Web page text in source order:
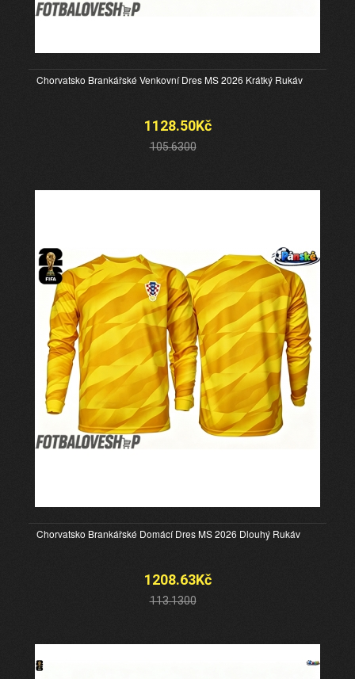
Chorvatsko Brankářské Venkovní Dres MS 2026 Krátký Rukáv
1128.50Kč
105.6300
Chorvatsko Brankářské Domácí Dres MS 2026 Dlouhý Rukáv
1208.63Kč
113.1300